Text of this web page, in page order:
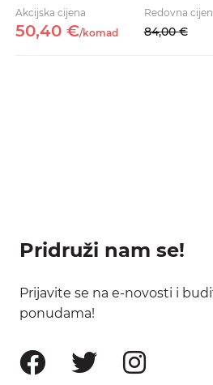
Akcijska cijena
50,40 €/komad
Redovna
84,00 €
Pridruži nam se!
Prijavite se na e-novosti i
ponudama!